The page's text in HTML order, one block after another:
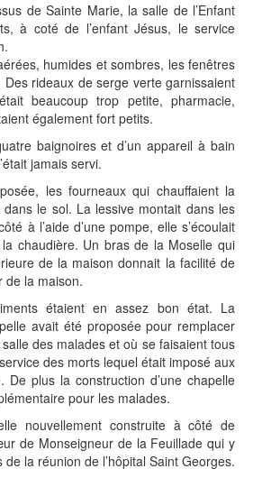
de Sainte Marie, la salle de l’Enfant
à coté de l’enfant Jésus, le service
humides et sombres, les fenêtres
rideaux de serge verte garnissaient
beaucoup trop petite, pharmacie,
également fort petits.
baignoires et d’un appareil à bain
jamais servi.
les fourneaux qui chauffaient la
le sol. La lessive montait dans les
à l’aide d’une pompe, elle s’écoulait
chaudière. Un bras de la Moselle qui
de la maison donnait la facilité de
de la maison.
étaient en assez bon état. La
avait été proposée pour remplacer
des malades et où se faisaient tous
des morts lequel était imposé aux
De plus la construction d’une chapelle
pour les malades.
nouvellement construite à côté de
de Monseigneur de la Feuillade qui y
la réunion de l’hôpital Saint Georges.